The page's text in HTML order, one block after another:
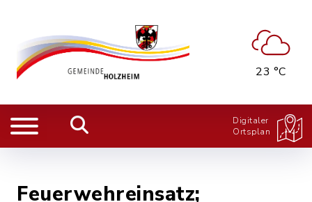
23 °C
Digitaler
Ortsplan
Feuerwehreinsatz;